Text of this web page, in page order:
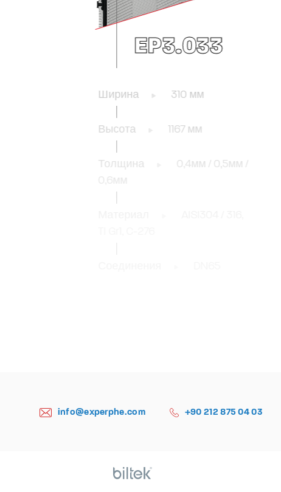
EP3.033
Ширина 310 мм
Высота 1167 мм
Толщина
0,4мм / 0,5мм /
0,6мм
info@experphe.com +90 212 875 04 03